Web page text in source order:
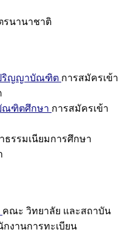
รนานาชาติ
ปริญญาบัณฑิต การสมัครเข้า
ณฑิตศึกษา การสมัครเข้า
ธรรมเนียมการศึกษา
คณะ วิทยาลัย และสถาบัน
กงานการทะเบียน